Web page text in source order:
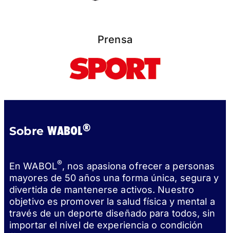
Prensa
Sobre WABOL®
En WABOL®, nos apasiona ofrecer a personas
mayores de 50 años una forma única, segura y
divertida de mantenerse activos. Nuestro
objetivo es promover la salud física y mental a
través de un deporte diseñado para todos, sin
importar el nivel de experiencia o condición